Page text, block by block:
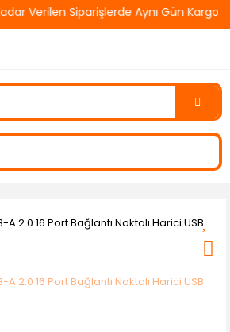
Siparişlerde Aynı Gün Kargo!